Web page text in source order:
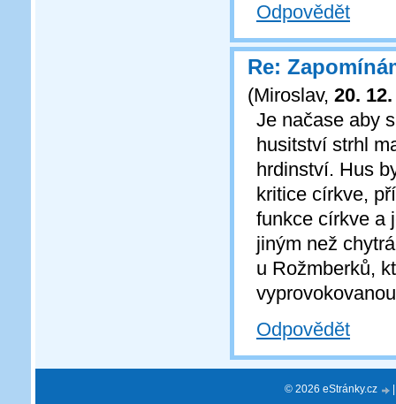
Odpovědět
Re:
(Miroslav, 20.
Je načase aby
husitství strhl
hrdinství. Hus
kritice církve,
funkce církve a
jiným než
u Rožmberků,
Odpovědět
© 2026 eStránky.cz